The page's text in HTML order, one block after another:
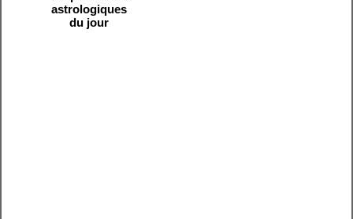
astrologiques
du jour